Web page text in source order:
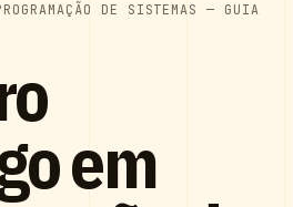
DE SISTEMAS — GUIA
em